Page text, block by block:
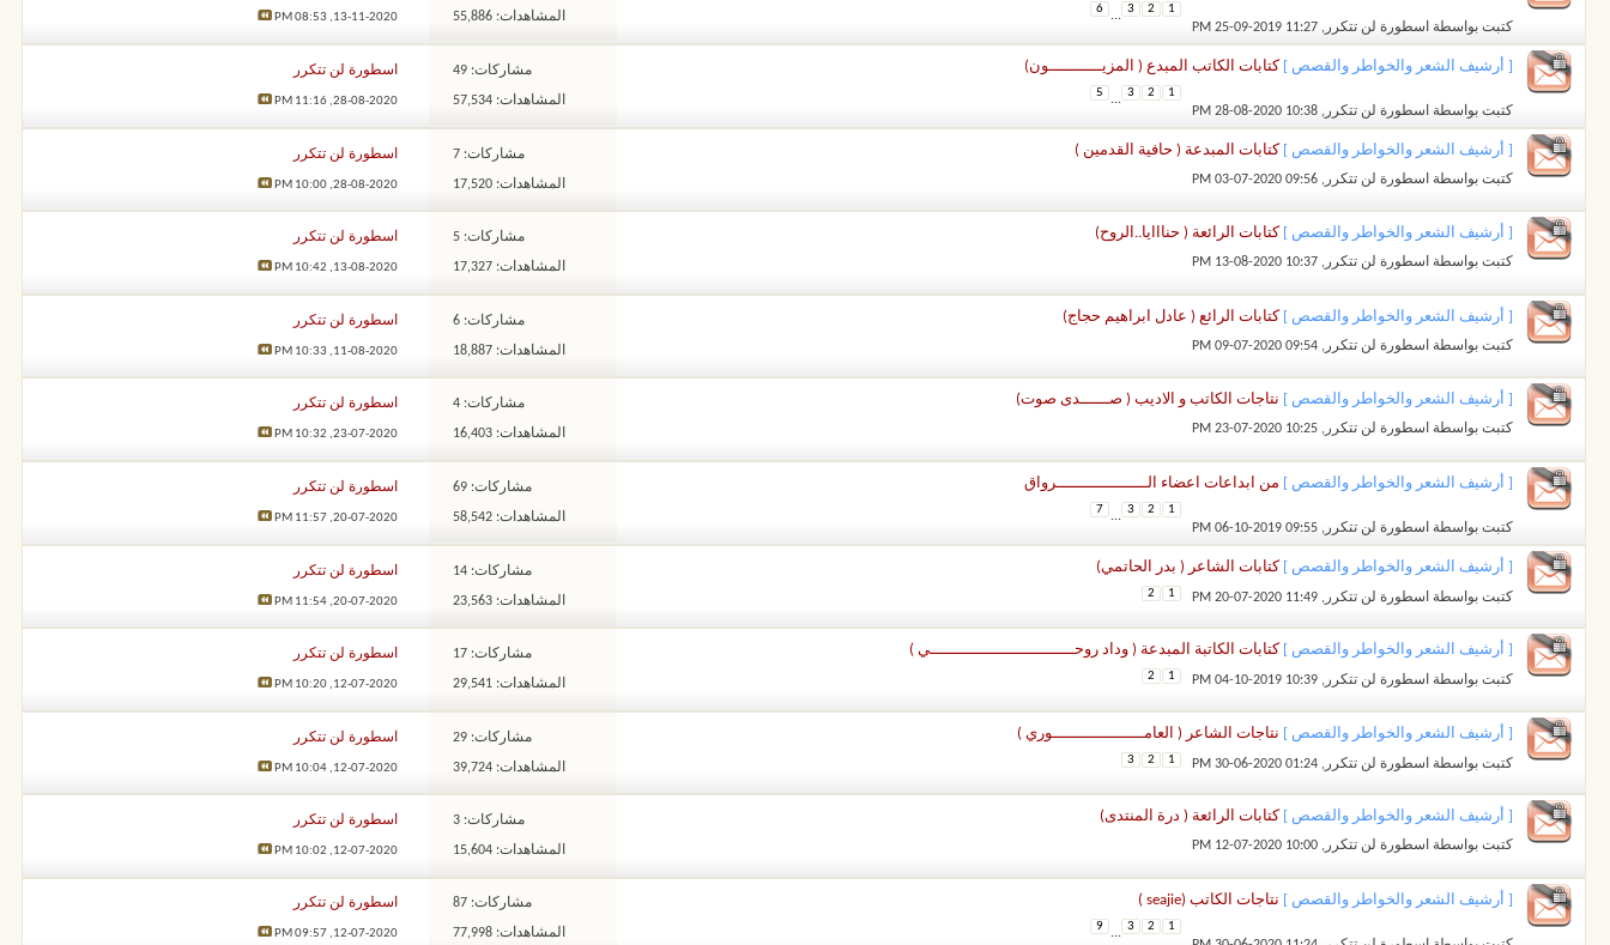
كتبت بواسطة اسطورة لن تتكرر ‏, 25-09-2019 11:27 PM
1
2
3
...
6
المشاهدات: 55,886 13-11-2020,
08:53 PM
[ أرشيف الشعر والخواطر والقصص ] كتابات الكاتب المبدع ( المزيـــــــــــون)
كتبت بواسطة اسطورة لن تتكرر ‏, 28-08-2020 10:38 PM
1
2
3
...
5
مشاركات: 49
المشاهدات: 57,534
اسطورة لن تتكرر
28-08-2020,
11:16 PM
[ أرشيف الشعر والخواطر والقصص ] كتابات المبدعة ( حافية القدمين )
كتبت بواسطة اسطورة لن تتكرر ‏, 03-07-2020 09:56 PM
مشاركات: 7
المشاهدات: 17,520
اسطورة لن تتكرر
28-08-2020,
10:00 PM
[ أرشيف الشعر والخواطر والقصص ] كتابات الرائعة ( حنااايا..الروح)
كتبت بواسطة اسطورة لن تتكرر ‏, 13-08-2020 10:37 PM
مشاركات: 5
المشاهدات: 17,327
اسطورة لن تتكرر
13-08-2020,
10:42 PM
[ أرشيف الشعر والخواطر والقصص ] كتابات الرائع ( عادل ابراهيم حجاج)
كتبت بواسطة اسطورة لن تتكرر ‏, 09-07-2020 09:54 PM
مشاركات: 6
المشاهدات: 18,887
اسطورة لن تتكرر
11-08-2020,
10:33 PM
[ أرشيف الشعر والخواطر والقصص ] نتاجات الكاتب و الاديب ( صــــــدى صوت)
كتبت بواسطة اسطورة لن تتكرر ‏, 23-07-2020 10:25 PM
مشاركات: 4
المشاهدات: 16,403
اسطورة لن تتكرر
23-07-2020,
10:32 PM
[ أرشيف الشعر والخواطر والقصص ] من ابداعات اعضاء الـــــــــــــــــــرواق
كتبت بواسطة اسطورة لن تتكرر ‏, 06-10-2019 09:55 PM
1
2
3
...
7
مشاركات: 69
المشاهدات: 58,542
اسطورة لن تتكرر
20-07-2020,
11:57 PM
[ أرشيف الشعر والخواطر والقصص ] كتابات الشاعر ( بدر الحاتمي)
كتبت بواسطة اسطورة لن تتكرر ‏, 20-07-2020 11:49 PM
1
2
مشاركات: 14
المشاهدات: 23,563
اسطورة لن تتكرر
20-07-2020,
11:54 PM
[ أرشيف الشعر والخواطر والقصص ] كتابات الكاتبة المبدعة ( وداد روحــــــــــــــــــــــــــــــي )
كتبت بواسطة اسطورة لن تتكرر ‏, 04-10-2019 10:39 PM
1
2
مشاركات: 17
المشاهدات: 29,541
اسطورة لن تتكرر
12-07-2020,
10:20 PM
[ أرشيف الشعر والخواطر والقصص ] نتاجات الشاعر ( العامـــــــــــــــــــوري )
كتبت بواسطة اسطورة لن تتكرر ‏, 30-06-2020 01:24 PM
1
2
3
مشاركات: 29
المشاهدات: 39,724
اسطورة لن تتكرر
12-07-2020,
10:04 PM
[ أرشيف الشعر والخواطر والقصص ] كتابات الرائعة ( درة المنتدى)
كتبت بواسطة اسطورة لن تتكرر ‏, 12-07-2020 10:00 PM
مشاركات: 3
المشاهدات: 15,604
اسطورة لن تتكرر
12-07-2020,
10:02 PM
[ أرشيف الشعر والخواطر والقصص ] نتاجات الكاتب (seajie )
1
2
3
...
9
مشاركات: 87
المشاهدات: 77,998
اسطورة لن تتكرر
12-07-2020,
09:57 PM